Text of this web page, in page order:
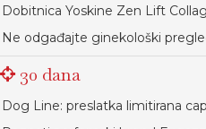
Dobitnica Yoskine Zen Lift
Ne odgađajte ginekološki
30 dana
Dog Line: preslatka limitirana